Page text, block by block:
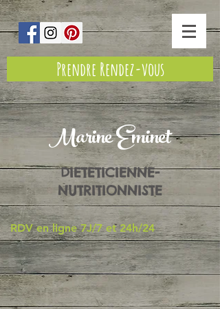
Prendre Rendez-vous
Marine Eminet
DIETETICIENNE-
NUTRITIONNISTE
RDV en ligne 7J/7 et 24h/24